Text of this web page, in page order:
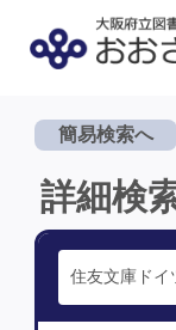
簡易検索へ
詳細検